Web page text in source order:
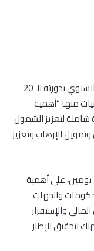
خلص البيان الختامي للمؤتمر المصرفي العربي السنوي بدورته الـ 20
منها “أهمية
شاملة لتعزيز الشمول
الإرهاب وتعزيز
على أهمية
والجهات
والإستقرار
لتحقيق الإطار